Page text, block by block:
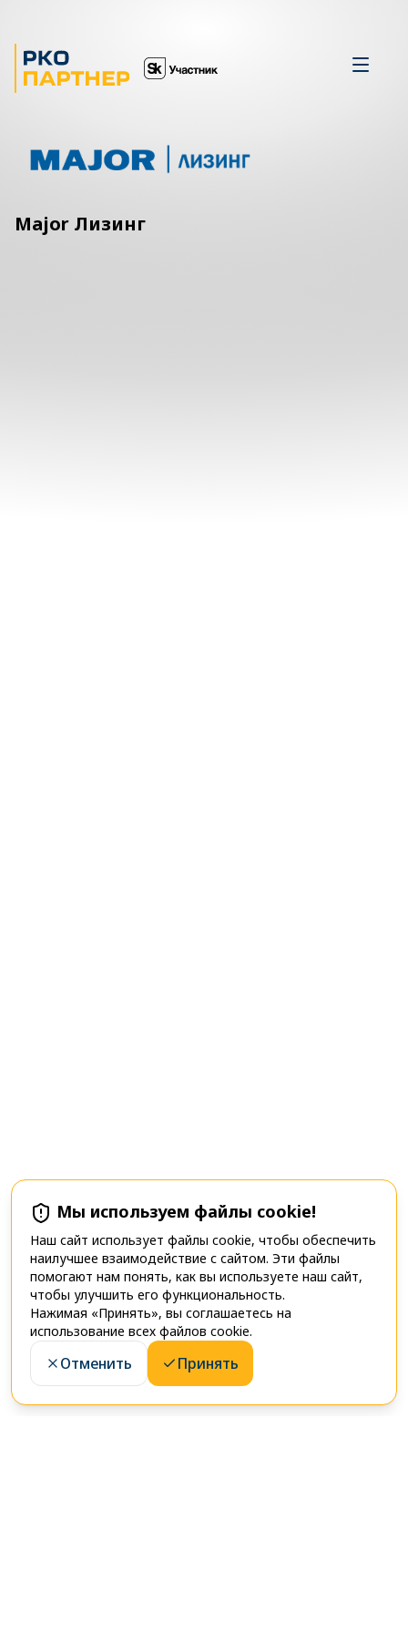
Мы используем файлы cookie!
Наш сайт использует файлы cookie, чтобы обеспечить
наилучшее взаимодействие с сайтом. Эти файлы
помогают нам понять, как вы используете наш сайт,
чтобы улучшить его функциональность.
Нажимая «Принять», вы соглашаетесь на
использование всех файлов cookie.
Отменить Принять
Major Лизинг